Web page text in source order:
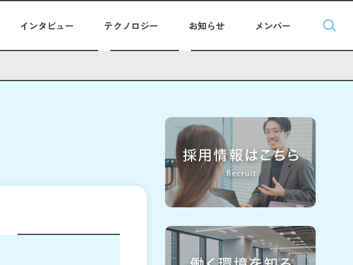
インタビュー テクノロジー お知らせ メンバー